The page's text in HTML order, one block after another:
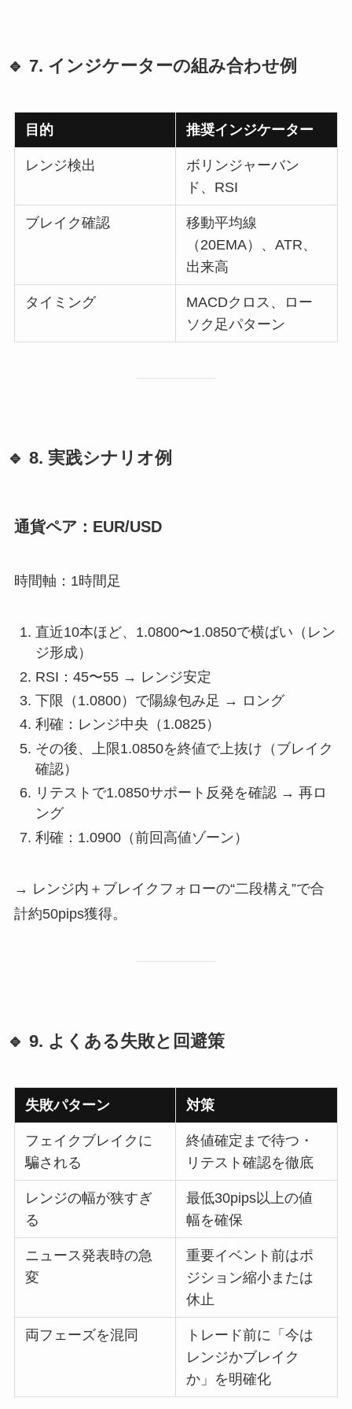
🔹 7. インジケーターの組み合わせ例
目的 推奨インジケーター
レンジ検出
ボリンジャーバン
ド、RSI
ブレイク確認
移動平均線
（20EMA）、ATR、
出来高
タイミング
MACDクロス、ロー
ソク足パターン
🔹 8. 実践シナリオ例
通貨ペア：EUR/USD
時間軸：1時間足
直近10本ほど、1.0800〜1.0850で横ばい（レン
ジ形成）
RSI：45〜55 → レンジ安定
下限（1.0800）で陽線包み足 → ロング
利確：レンジ中央（1.0825）
その後、上限1.0850を終値で上抜け（ブレイク
確認）
リテストで1.0850サポート反発を確認 → 再ロ
ング
利確：1.0900（前回高値ゾーン）
→ レンジ内＋ブレイクフォローの“二段構え”で合
計約50pips獲得。
🔹 9. よくある失敗と回避策
失敗パターン 対策
フェイクブレイクに
騙される
終値確定まで待つ・
リテスト確認を徹底
レンジの幅が狭すぎ
る
最低30pips以上の値
幅を確保
ニュース発表時の急
変
重要イベント前はポ
ジション縮小または
休止
両フェーズを混同
トレード前に「今は
レンジかブレイク
か」を明確化